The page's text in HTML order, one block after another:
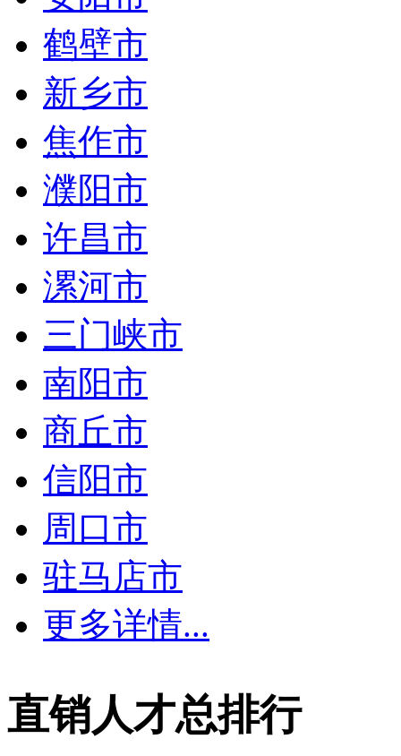
鹤壁市
新乡市
焦作市
濮阳市
许昌市
漯河市
三门峡市
南阳市
商丘市
信阳市
周口市
驻马店市
更多详情...
直销人才总排行